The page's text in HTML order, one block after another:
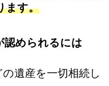
ます。
認められるには
遺産を一切相続し